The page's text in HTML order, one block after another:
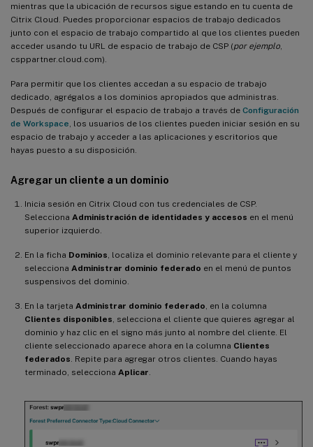
mientras que la ubicación de recursos sigue estando en tu cuenta de
Citrix Cloud. Puedes proporcionar espacios de trabajo dedicados
junto con el espacio de trabajo compartido al que los clientes pueden
acceder usando tu URL de espacio de trabajo de CSP (por ejemplo,
csppartner.cloud.com).
Para permitir que los clientes accedan a su espacio de trabajo
dedicado, agrégalos a los dominios apropiados que administras.
Después de configurar el espacio de trabajo a través de Configuración
de Workspace, los usuarios de los clientes pueden iniciar sesión en su
espacio de trabajo y acceder a las aplicaciones y escritorios que
hayas puesto a su disposición.
Agregar un cliente a un dominio
Inicia sesión en Citrix Cloud con tus credenciales de CSP.
Selecciona Administración de identidades y accesos en el menú
superior izquierdo.
En la ficha Dominios, localiza el dominio relevante para el cliente y
selecciona Administrar dominio federado en el menú de puntos
suspensivos del dominio.
En la tarjeta Administrar dominio federado, en la columna
Clientes disponibles, selecciona el cliente que quieres agregar al
dominio y haz clic en el signo más junto al nombre del cliente. El
cliente seleccionado aparece ahora en la columna Clientes
federados. Repite para agregar otros clientes. Cuando hayas
terminado, selecciona Aplicar.